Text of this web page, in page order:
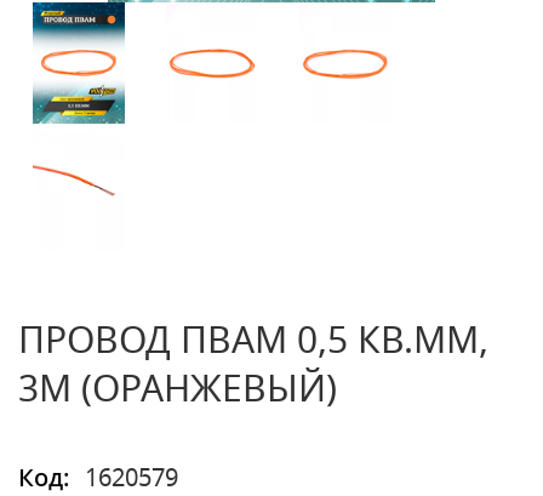
ПРОВОД ПВАМ 0,5 КВ.ММ,
3М (ОРАНЖЕВЫЙ)
Код:
1620579